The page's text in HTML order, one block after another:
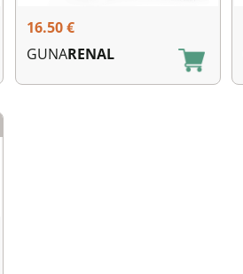
16.50€
GUNARENAL